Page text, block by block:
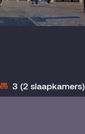
3 (2 slaapkamers)